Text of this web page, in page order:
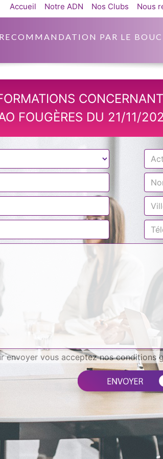
PAR LE
Accueil Notre ADN Nos Clubs Nous
FOUGÈRES DU 21/11/
envoyer vous acceptez nos conditions